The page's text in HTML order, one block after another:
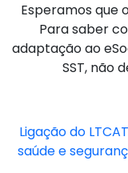
Esperamos que
Para saber
adaptação ao
SST, não
Ligação do
saúde e